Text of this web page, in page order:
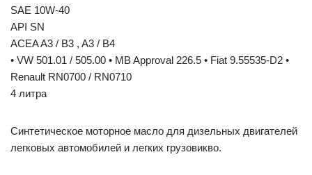
SAE 10W-40
API SN
ACEA A3 / B3 , A3 / B4
• VW 501.01 / 505.00 • MB Approval 226.5 • Fiat 9.55535-D2 •
Renault RN0700 / RN0710
4 литра
Синтетическое моторное масло для дизельных двигателей
легковых автомобилей и легких грузовикво.